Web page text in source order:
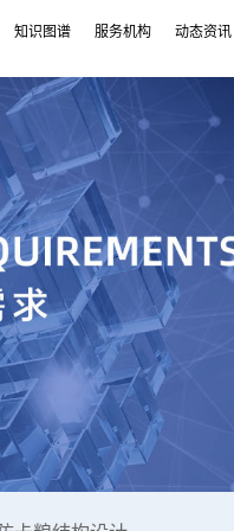
知识图谱 服务机构 动态资讯